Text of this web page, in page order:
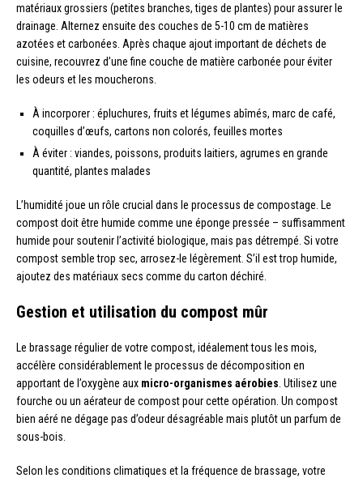
matériaux grossiers (petites branches, tiges de plantes) pour assurer le
drainage. Alternez ensuite des couches de 5-10 cm de matières
azotées et carbonées. Après chaque ajout important de déchets de
cuisine, recouvrez d’une fine couche de matière carbonée pour éviter
les odeurs et les moucherons.
À incorporer : épluchures, fruits et légumes abîmés, marc de café,
coquilles d’œufs, cartons non colorés, feuilles mortes
À éviter : viandes, poissons, produits laitiers, agrumes en grande
quantité, plantes malades
L’humidité joue un rôle crucial dans le processus de compostage. Le
compost doit être humide comme une éponge pressée – suffisamment
humide pour soutenir l’activité biologique, mais pas détrempé. Si votre
compost semble trop sec, arrosez-le légèrement. S’il est trop humide,
ajoutez des matériaux secs comme du carton déchiré.
Gestion et utilisation du compost mûr
Le brassage régulier de votre compost, idéalement tous les mois,
accélère considérablement le processus de décomposition en
apportant de l’oxygène aux micro-organismes aérobies . Utilisez une
fourche ou un aérateur de compost pour cette opération. Un compost
bien aéré ne dégage pas d’odeur désagréable mais plutôt un parfum de
sous-bois.
Selon les conditions climatiques et la fréquence de brassage, votre